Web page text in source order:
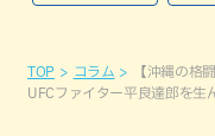
TOP コラム
【沖縄の格
UFCファイター平良達郎を生